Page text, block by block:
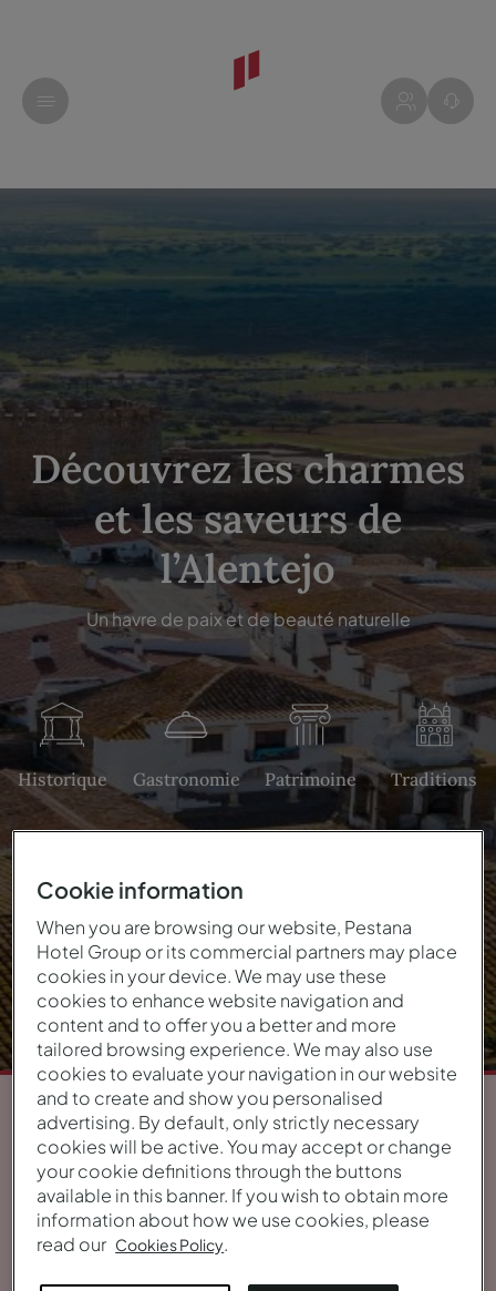
Découvrez les charmes
et les saveurs de
l’Alentejo
Un havre de paix et de beauté naturelle
Historique Gastronomie Patrimoine Traditions
VUE GÉNÉRALE
L’Alentejo
1 /
Cookie information
When you are browsing our website, Pestana
Hotel Group or its commercial partners may place
cookies in your device. We may use these
cookies to enhance website navigation and
content and to offer you a better and more
tailored browsing experience. We may also use
cookies to evaluate your navigation in our website
and to create and show you personalised
advertising. By default, only strictly necessary
cookies will be active. You may accept or change
your cookie definitions through the buttons
available in this banner. If you wish to obtain more
information about how we use cookies, please
read our Cookies Policy.